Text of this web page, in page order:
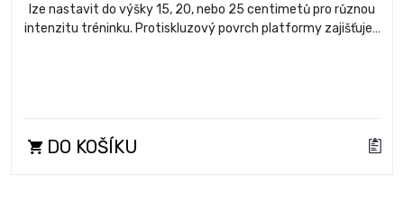
lze nastavit do výšky 15, 20, nebo 25 centimetů pro různou
intenzitu tréninku. Protiskluzový povrch platformy zajišťuje…
DO KOŠÍKU